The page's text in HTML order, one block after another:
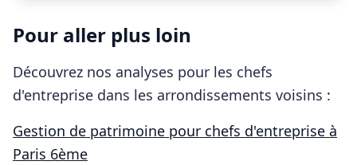
Pour aller plus loin
Découvrez nos analyses pour les chefs
d'entreprise dans les arrondissements voisins :
Gestion de patrimoine pour chefs d'entreprise à
Paris 6ème